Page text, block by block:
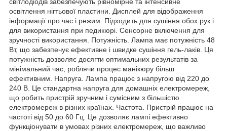
освітлення нігтьової пластини. Дисплей для відображення
інформації про час і режим. Підходить для сушіння обох рук і
для використання при педикюрі. Сенсорне включення для
зручності використання. Потужність. Лампа має потужність 48
Вт, що забезпечує ефективне і швидке сушіння гель-лаків. Ця
потужність дозволяє досягти оптимальних результатів за
мінімальний час, роблячи процес манікюру більш
ефективним. Напруга. Лампа працює з напругою від 220 до
240 В. Це стандартна напруга для домашніх електромереж,
що робить пристрій зручним і сумісним з більшістю
електромереж в різних країнах. Частота. Пристрій працює на
частоті від 50 до 60 Гц. Це дозволяє лампі ефективно
функціонувати в умовах різних електромереж, що важливо